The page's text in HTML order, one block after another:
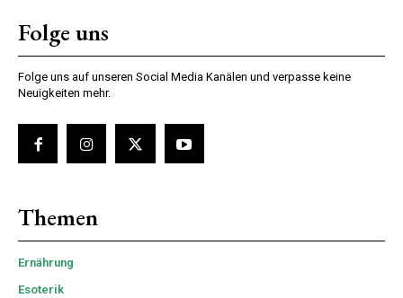
Folge uns
Folge uns auf unseren Social Media Kanälen und verpasse keine
Neuigkeiten mehr.
Themen
Ernährung
Esoterik